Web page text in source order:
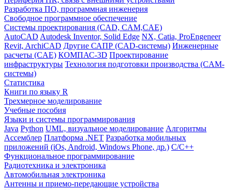
Разработка ПО, программная инженерия
Свободное программное обеспечение
Системы проектирования (CAD, CAM,CAE)
AutoCAD Autodesk Inventor, Solid Edge NX, Catia, ProEngeneer
Revit, ArchiCAD Другие САПР (CAD-системы) Инженерные
расчеты (CAE) КОМПАС-3D Проектирование
инфраструктуры Технология подготовки производства (CAM-
системы)
Статистика
Книги по языку R
Трехмерное моделирование
Учебные пособия
Языки и системы программирования
Java Python UML, визуальное моделирование Алгоритмы
Ассемблер Платформа .NET Разработка мобильных
приложений (iOs, Android, Windows Phone, др.) С/С++
Функциональное программирование
Радиотехника и электроника
Автомобильная электроника
Антенны и приемо-передающие устройства